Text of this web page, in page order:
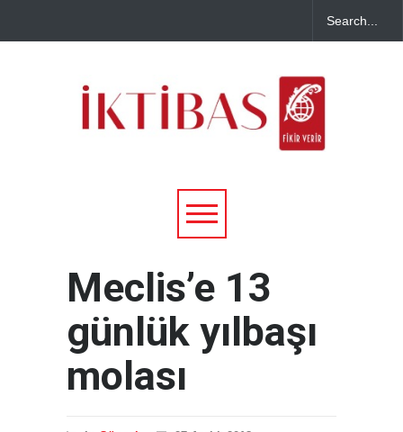
Meclis’e 13
günlük yılbaşı
molası